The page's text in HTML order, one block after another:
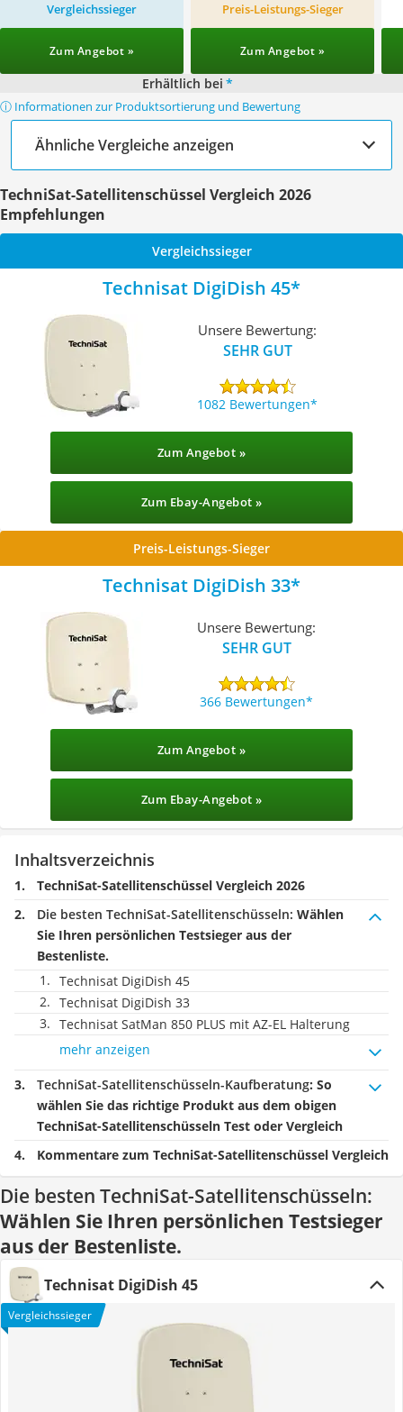
Vergleichssieger
Zum Angebot »
Preis-Leistungs-Sieger
Zum Angebot »
Erhältlich bei *
ⓘ Informationen zur Produktsortierung und Bewertung
Ähnliche Vergleiche anzeigen
TechniSat-Satellitenschüssel Vergleich 2026
Empfehlungen
Vergleichssieger
Technisat DigiDish 45
Unsere Bewertung:
SEHR GUT
1082 Bewertungen
Zum Angebot »
Zum Ebay-Angebot »
Preis-Leistungs-Sieger
Technisat DigiDish 33
Unsere Bewertung:
SEHR GUT
366 Bewertungen
Zum Angebot »
Zum Ebay-Angebot »
Inhaltsverzeichnis
TechniSat-Satellitenschüssel Vergleich 2026
Die besten TechniSat-Satellitenschüsseln: Wählen
Sie Ihren persönlichen Testsieger aus der
Bestenliste.
Technisat DigiDish 45
Technisat DigiDish 33
Technisat SatMan 850 PLUS mit AZ-EL Halterung
mehr anzeigen
TechniSat-Satellitenschüsseln-Kaufberatung: So
wählen Sie das richtige Produkt aus dem obigen
TechniSat-Satellitenschüsseln Test oder Vergleich
Kommentare zum TechniSat-Satellitenschüssel Vergleich
Die besten TechniSat-Satellitenschüsseln:
Wählen Sie Ihren persönlichen Testsieger
aus der Bestenliste.
Technisat DigiDish 45
Vergleichssieger